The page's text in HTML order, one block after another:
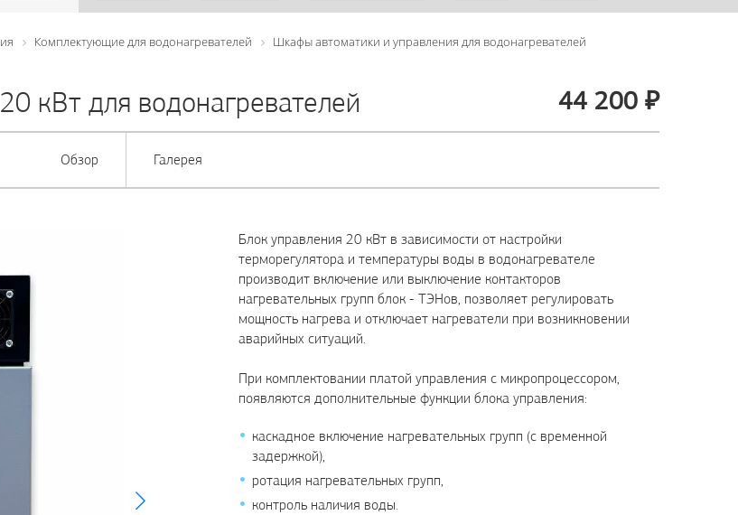
Комплектующие для водонагревателей
Шкафы автоматики и управления для водонагревателей
кВт для водонагревателей 44 200 ₽
Обзор Галерея
Блок управления 20 кВт в зависимости от настройки
терморегулятора и температуры воды в водонагревателе
производит включение или выключение контакторов
нагревательных групп блок - ТЭНов, позволяет регулировать
мощность нагрева и отключает нагреватели при возникновении
аварийных ситуаций.
При комплектовании платой управления с микропроцессором,
появляются дополнительные функции блока управления:
каскадное включение нагревательных групп (с временной
задержкой),
ротация нагревательных групп,
контроль наличия воды.